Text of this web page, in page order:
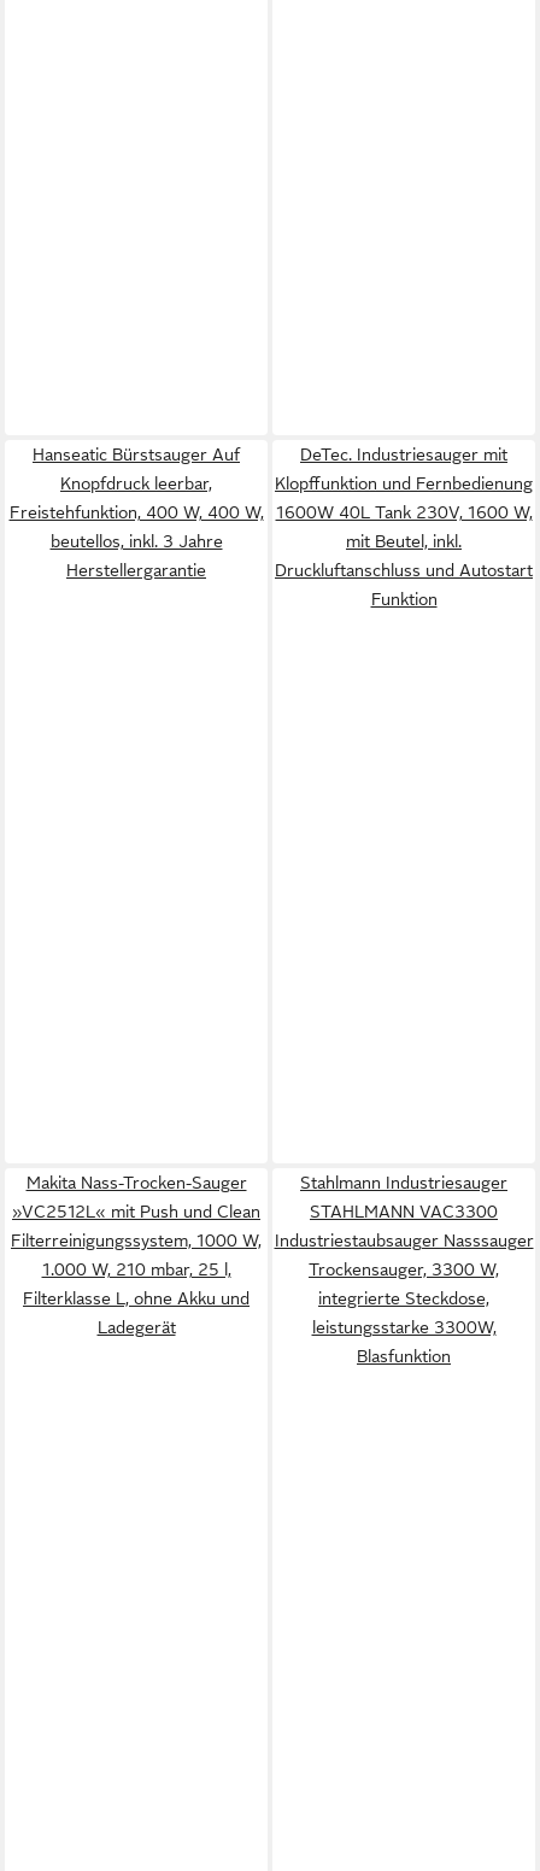
Hanseatic Bürstsauger Auf
Knopfdruck leerbar,
Freistehfunktion, 400 W, 400 W,
beutellos, inkl. 3 Jahre
Herstellergarantie
DeTec. Industriesauger mit
Klopffunktion und Fernbedienung
1600W 40L Tank 230V, 1600 W,
mit Beutel, inkl.
Druckluftanschluss und Autostart
Funktion
Makita Nass-Trocken-Sauger
»VC2512L« mit Push und Clean
Filterreinigungssystem, 1000 W,
1.000 W, 210 mbar, 25 l,
Filterklasse L, ohne Akku und
Ladegerät
Stahlmann Industriesauger
STAHLMANN VAC3300
Industriestaubsauger Nasssauger
Trockensauger, 3300 W,
integrierte Steckdose,
leistungsstarke 3300W,
Blasfunktion